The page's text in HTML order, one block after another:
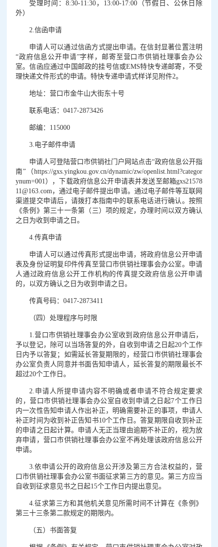
受理时间：8:30-11:30，13:00-17:00（节假日、公休日除
外）
2.信函申请
申请人可以通过信函方式提出申请。在信封显著位置注明
“政府信息公开申请”字样，邮寄至营口市供销社理事会办公
室。信函应通过中国邮政的挂号信或EMS特快专递邮寄，不受
理快递文件形式的申请。特快专递申请式样详见附件2。
地址：营口市金牛山大街东十号
联系电话：0417-2873426
邮编：115000
3.电子邮件申请
申请人可登陆营口市供销社门户网站点击“政府信息公开指
南”（https://gxs.yingkou.gov.cn/dynamic/zw/openlist.html?categor
ynum=001），下载政府信息公开申请表并发送至邮箱gxs21578
11@163.com，通过电子邮件提出申请。通过电子邮件等互联网
渠道提交申请后，请拨打本指南中的联系电话进行确认。按照
《条例》第三十一条第（三）项的规定，办理时间以双方确认
之日为收到申请之日。
4.传真申请
申请人可以通过传真形式提出申请，将政府信息公开申请
表及身份证明复印件传真至营口市供销社理事会办公室。申请
人通过政府信息公开工作机构的传真提交政府信息公开申请
的，以双方确认之日为收到申请之日。
传真号码：0417-2873411
（四）处理程序与时限
1.营口市供销社理事会办公室收到政府信息公开申请后，
予以登记，除可以当场答复的外，自收到申请之日起20个工作
日内予以答复；如需延长答复期限的，经营口市供销社理事会
办公室负责人同意并书面告知申请人，延长答复的期限最长不
超过20个工作日。
2.申请人所提申请内容不明确或者申请不符合规定要求
的，营口市供销社理事会办公室自收到申请之日起7个工作日
内一次性告知申请人作出补正，明确需要补正的事项，申请人
补正时间为收到补正告知书10个工作日。答复期限自收到补正
的申请之日起计算。申请人无正当理由逾期不补正的，视为放
弃申请，营口市供销社理事会办公室不再处理该政府信息公开
申请。
3.依申请公开的政府信息公开涉及第三方合法权益的，营
口市供销社理事会办公室书面征求第三方的意见。第三方应当
自收到征求意见书之日起15个工作日内提出意见。
4.征求第三方和其他机关意见所需时间不计算在《条例》
第三十三条第二款规定的期限内。
（五）书面答复